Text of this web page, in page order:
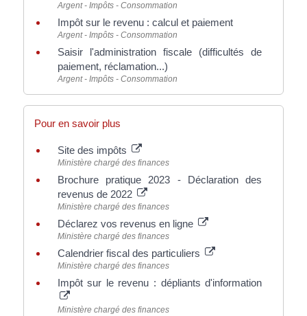
Argent - Impôts - Consommation
Impôt sur le revenu : calcul et paiement
Argent - Impôts - Consommation
Saisir l'administration fiscale (difficultés de
paiement, réclamation...)
Argent - Impôts - Consommation
Pour en savoir plus
Site des impôts
Ministère chargé des finances
Brochure pratique 2023 - Déclaration des
revenus de 2022
Ministère chargé des finances
Déclarez vos revenus en ligne
Ministère chargé des finances
Calendrier fiscal des particuliers
Ministère chargé des finances
Impôt sur le revenu : dépliants d'information
Ministère chargé des finances